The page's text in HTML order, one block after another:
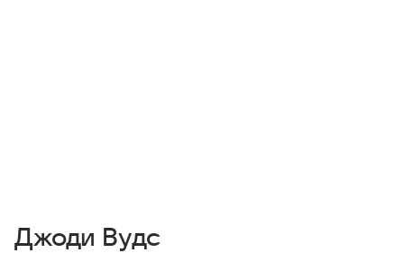
Джоди Вудс